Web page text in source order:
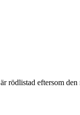
eftersom